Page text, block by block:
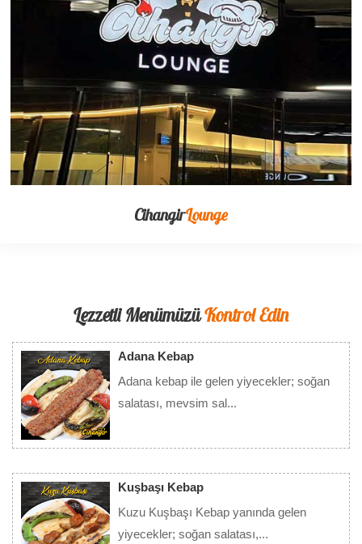
CihangirLounge
Lezzetli MenümüzüKontrol Edin
Detay
Adana Kebap
Adana kebap ile gelen yiyecekler; soğan
salatası, mevsim sal...
Kuşbaşı Kebap
Kuzu Kuşbaşı Kebap yanında gelen
yiyecekler; soğan salatası,...